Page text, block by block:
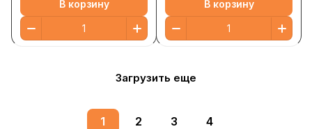
В корзину В корзину
Загрузить еще
1 2 3 4